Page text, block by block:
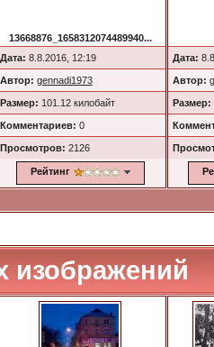
13668876_1658312074489940...
Дата: 8.8.2016, 12:19
Автор: gennadi1973
Размер: 101.12 килобайт
Комментариев: 0
Просмотров: 2126
Рейтинг
Дата:
Автор:
Размер:
изображений